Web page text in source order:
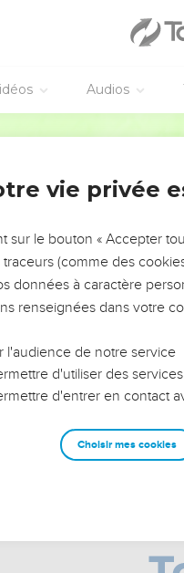
Audios
DE
ÉVITER LES VOTRES ?
leur impact, leur foi ou
qu'ils ont traversés,
et responsables reviennent
avancer avec plus de
un ministère, une équipe, un
vie privée
sur le bouton « Accepter
traceurs (comme des
données à caractère
renseignées dans votre
l'audience de notre service
d'utiliser des
d'entrer en contact
Choisir mes cookies